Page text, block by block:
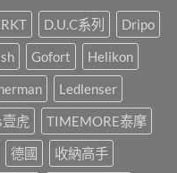
D.U.C系列
Dripo
Gofort
Helikon
Ledlenser
虎
TIMEMORE泰摩
德國
收納高手